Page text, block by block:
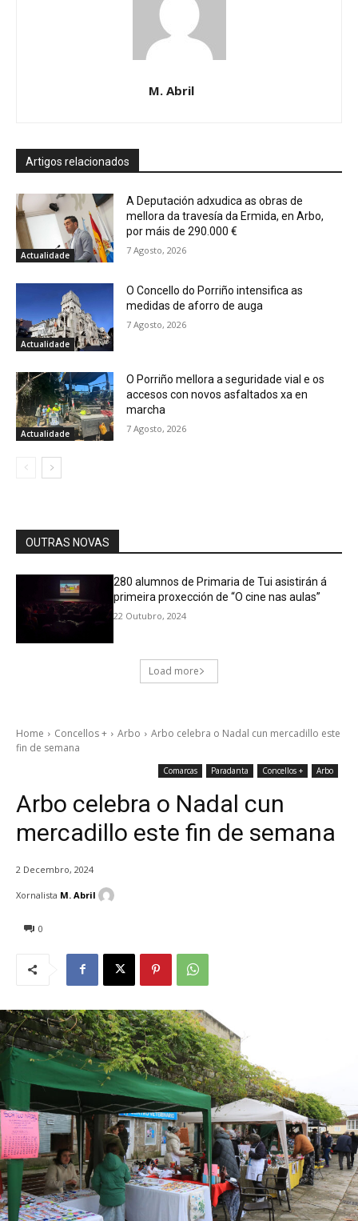
M. Abril
Artigos relacionados
Actualidade
A Deputación adxudica as obras de
mellora da travesía da Ermida, en Arbo,
por máis de 290.000 €
7 Agosto, 2026
Actualidade
O Concello do Porriño intensifica as
medidas de aforro de auga
7 Agosto, 2026
Actualidade
O Porriño mellora a seguridade vial e os
accesos con novos asfaltados xa en
marcha
7 Agosto, 2026
OUTRAS NOVAS
280 alumnos de Primaria de Tui asistirán á
primeira proxección de “O cine nas aulas”
22 Outubro, 2024
Load more